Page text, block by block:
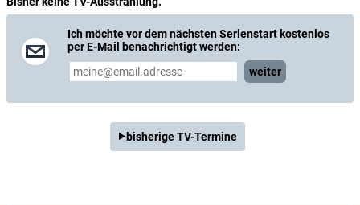
Ich möchte vor dem nächsten Serienstart kostenlos
per E-Mail benachrichtigt werden:
weiter
bisherige TV-Termine